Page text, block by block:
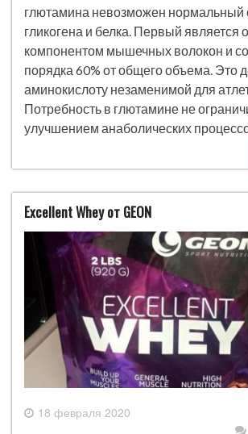
глютамина невозможен нормальный
гликогена и белка. Первый является
компонентом мышечных волокон и
порядка 60% от общего объема. Это
аминокислоту незаменимой для
Потребность в глютамине не
улучшением анаболических
Excellent Whey от GEON
18 февраля 2020